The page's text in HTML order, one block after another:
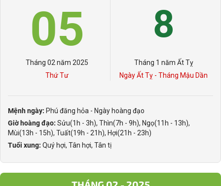
05
Tháng 02 năm 2025
Thứ Tư
8
Tháng 1 năm Ất Tỵ
Ngày Ất Tỵ - Tháng Mậu Dần
Mệnh ngày: Phú đăng hỏa - Ngày hoàng đạo
Giờ hoàng đạo: Sửu(1h - 3h), Thìn(7h - 9h), Ngọ(11h - 13h),
Mùi(13h - 15h), Tuất(19h - 21h), Hợi(21h - 23h)
Tuổi xung: Quý hợi, Tân hợi, Tân tị